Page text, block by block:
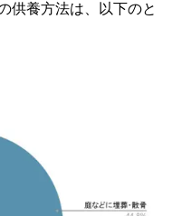
供養方法は、以下のと